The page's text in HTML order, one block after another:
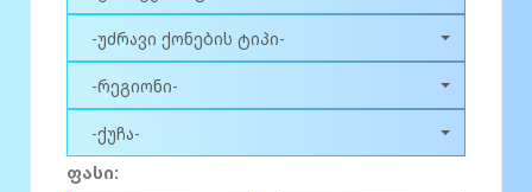
-უძრავი ქონების ტიპი-
-რეგიონი-
-ქუჩა-
ფასი: